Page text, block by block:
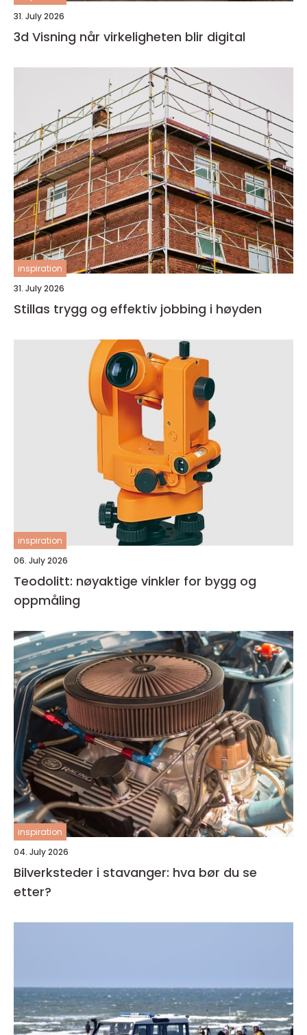
31. July 2026
3d Visning når virkeligheten blir digital
inspiration
31. July 2026
Stillas trygg og effektiv jobbing i høyden
inspiration
06. July 2026
Teodolitt: nøyaktige vinkler for bygg og
oppmåling
inspiration
04. July 2026
Bilverksteder i stavanger: hva bør du se
etter?